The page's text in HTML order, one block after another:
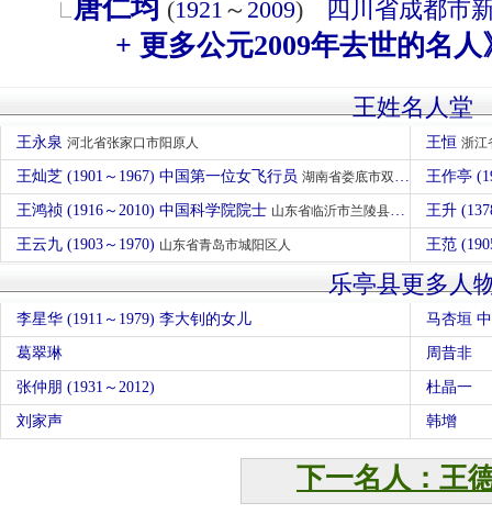
唐仁均 (1921 ～ 2009) 四川省成都市
+ 更多公元2009年去世的名人
王姓名人堂
王永泉 河北省张家口市阳原人 王恒 浙江
王灿芝 (1901～1967) 中国第一位女飞行员 湖南省娄底市双峰县人 王作亭
王鸿祯 (1916～2010) 中国科学院院士 山东省临沂市兰陵县人 王升
王云九 (1903～1970) 山东省青岛市城阳区人 王范
乐亭县更多人
李星华 (1911～1979) 李大钊的女儿 马杏垣
葛翠琳 周昔非
张仲朋 (1931～2012) 杜晶一
刘家声 韩增
下一名人：王